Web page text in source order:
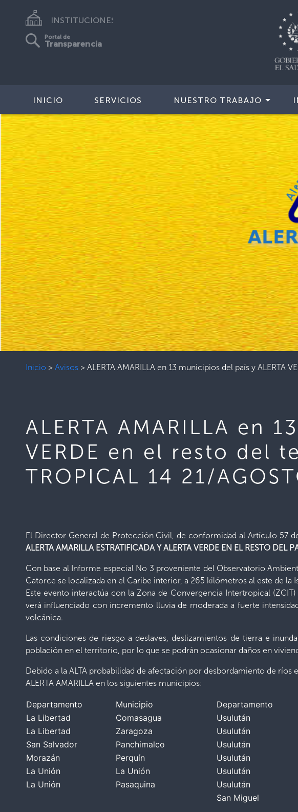
INSTITUCIONES
Portal de
Transparencia
INICIO SERVICIOS NUESTRO TRABAJO
Inicio > Avisos > ALERTA AMARILLA en 13 municipios del país y ALERTA
ALERTA AMARILLA en
VERDE en el resto del
TROPICAL 14 21/
El Director General de Protección Civil, de conformidad al Artículo 57
ALERTA AMARILLA ESTRATIFICADA Y ALERTA VERDE EN EL RESTO DEL
Con base al Informe especial No 3 proveniente del Observatorio
Catorce se localizada en el Caribe interior, a 265 kilómetros al este de
Este evento interactúa con la Zona de Convergencia Intertropical
verá influenciado con incremento lluvia de moderada a fuerte
volcánica.
Las condiciones de riesgo a deslaves, deslizamientos de tierra e
población en el territorio, por lo que se podrán ocasionar daños en
Debido a la ALTA probabilidad de afectación por desbordamiento de
ALERTA AMARILLA en los siguientes municipios:
Departamento Municipio Departamento
La Libertad
Comasagua Usulután
La Libertad
Zaragoza Usulután
San Salvador
Panchimalco Usulután
Morazán
Perquín Usulután
La Unión
La Unión Usulután
La Unión
Pasaquina Usulután
San Miguel